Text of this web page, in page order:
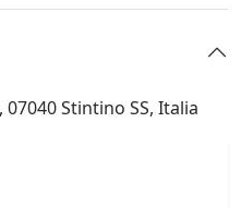
07040 Stintino SS, Italia